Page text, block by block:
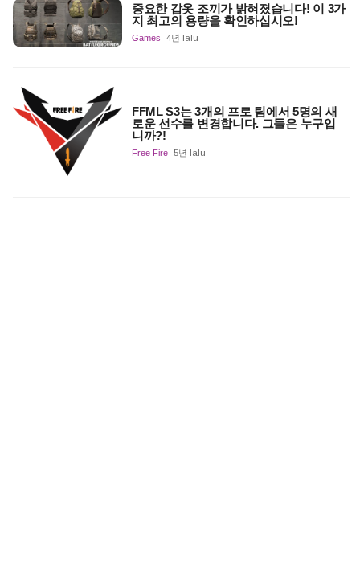
중요한 갑옷 조끼가 밝혀졌습니다! 이 3가
지 최고의 용량을 확인하십시오!
Games 4년 lalu
FFML S3는 3개의 프로 팀에서 5명의 새
로운 선수를 변경합니다. 그들은 누구입
니까?!
Free Fire 5년 lalu